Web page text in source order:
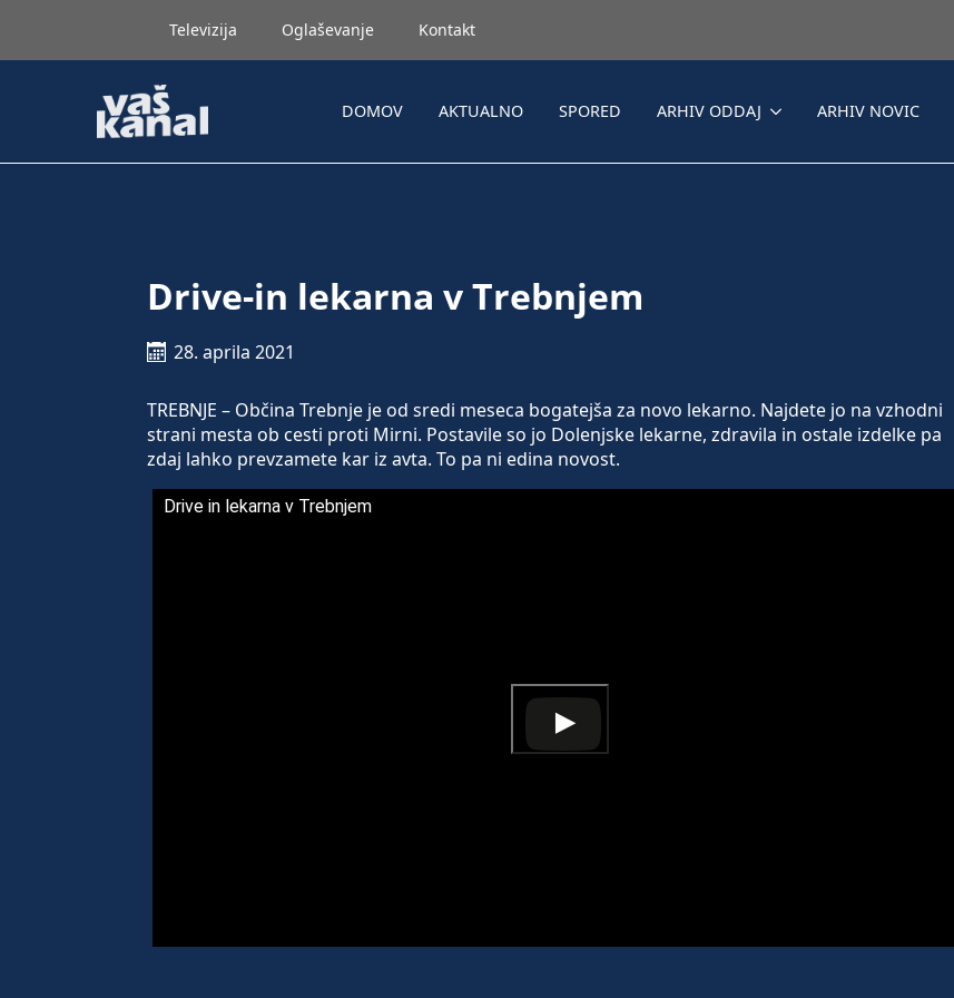
Televizija Oglaševanje Kontakt
DOMOV AKTUALNO SPORED ARHIV ODDAJ ARHIV NOVIC
Drive-in lekarna v Trebnjem
28. aprila 2021
TREBNJE – Občina Trebnje je od sredi meseca bogatejša za novo lekarno. Najdete jo na vzhodni
strani mesta ob cesti proti Mirni. Postavile so jo Dolenjske lekarne, zdravila in ostale izdelke pa
zdaj lahko prevzamete kar iz avta. To pa ni edina novost.
Drive in lekarna v Trebnjem